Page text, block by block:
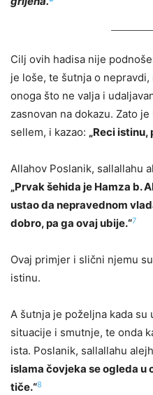
Cilj ovih hadisa nije
je loše, te šutnja o
onoga što ne valja i
zasnovan na dokazu. Zato
sellem, i kazao: „Reci istinu,
Allahov Poslanik, sallallahu
„Prvak šehida je Hamza b.
ustao da nepravednom
dobro, pa ga ovaj ubije.“7
Ovaj primjer i slični njemu
istinu.
A šutnja je poželjna kada
situacije i smutnje, te onda
ista. Poslanik, sallallahu
islama čovjeka se ogleda u
tiče.“8